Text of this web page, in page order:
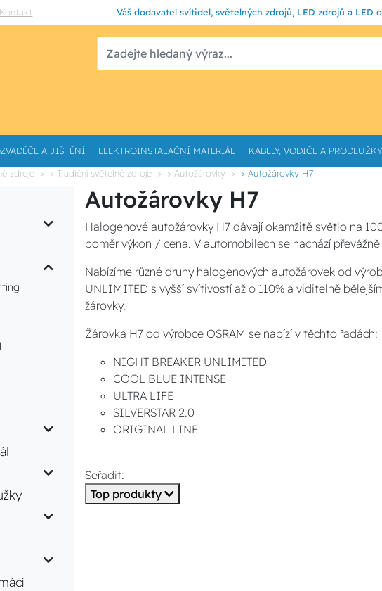
Kontakt Váš dodavatel svítidel, světelných zdrojů, LED zdrojů a LED
A JIŠTĚNÍ ELEKTROINSTALAČNÍ MATERIÁL KABELY, VODIČE A PRODLUŽKY
zdroje > Tradiční světelné zdroje > Autožárovky > Autožárovky H7
Autožárovky H7
Halogenové autožárovky H7 dávají okamžitě světlo na
poměr výkon / cena. V automobilech se nachází
Nabízíme různé druhy halogenových autožárovek od
UNLIMITED s vyšší svítivostí až o 110% a viditelně
žárovky.
Žárovka H7 od výrobce OSRAM se nabízí v těchto řadách:
NIGHT BREAKER UNLIMITED
COOL BLUE INTENSE
ULTRA LIFE
SILVERSTAR 2.0
ORIGINAL LINE
Seřadit:
Top produkty